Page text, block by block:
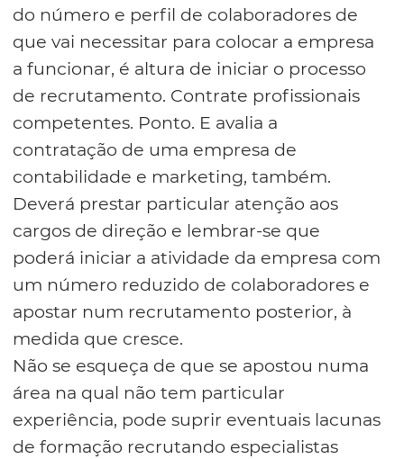
do número e perfil de colaboradores de
que vai necessitar para colocar a empresa
a funcionar, é altura de iniciar o processo
de recrutamento. Contrate profissionais
competentes. Ponto. E avalia a
contratação de uma empresa de
contabilidade e marketing, também.
Deverá prestar particular atenção aos
cargos de direção e lembrar-se que
poderá iniciar a atividade da empresa com
um número reduzido de colaboradores e
apostar num recrutamento posterior, à
medida que cresce.
Não se esqueça de que se apostou numa
área na qual não tem particular
experiência, pode suprir eventuais lacunas
de formação recrutando especialistas